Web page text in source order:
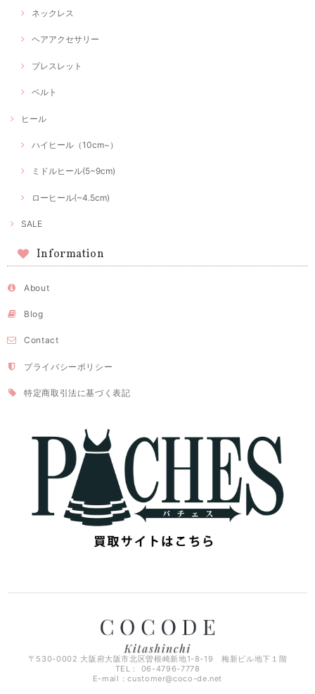
ネックレス
ヘアアクセサリー
ブレスレット
ベルト
ヒール
ハイヒール（10cm~）
ミドルヒール(5~9cm)
ローヒール(~4.5cm)
SALE
Information
About
Blog
Contact
プライバシーポリシー
特定商取引法に基づく表記
〒530-0002 大阪府大阪市北区曽根崎新地1-8-19 梅新ビル地下１階
TEL： 06-4796-7778
E-mail：customer@coco-de.net